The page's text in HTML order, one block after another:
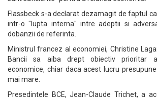
Flassbeck s-a declarat dezamagit de faptul
intr-o "lupta interna" intre adeptii si
dobanzii de referinta.
Ministrul francez al economiei, Christine
Bancii sa aiba drept obiectiv prioritar
economice, chiar daca acest lucru
mai mare.
Presedintele BCE, Jean-Claude Trichet, a